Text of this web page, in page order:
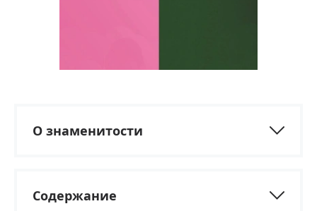
О знаменитости
Содержание